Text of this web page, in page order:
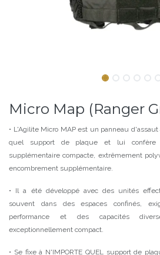
Micro Map (Ranger
• L'Agilite Micro MAP est un panneau
quel support de plaque et lui confère
supplémentaire compacte, extrêmement
encombrement supplémentaire.
• Il a été développé avec des unités
souvent dans des espaces confinés,
performance et des capacités
exceptionnellement compact.
• Se fixe à N'IMPORTE QUEL support de